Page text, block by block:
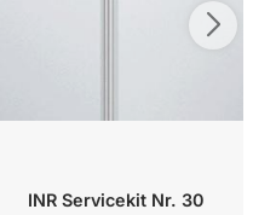
INR Servicekit Nr. 30